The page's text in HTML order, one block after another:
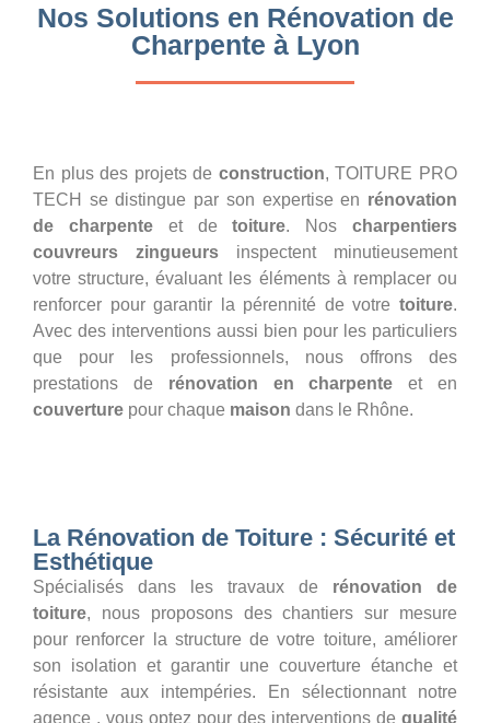
Nos Solutions en Rénovation de
Charpente à Lyon
En plus des projets de construction, TOITURE PRO
TECH se distingue par son expertise en rénovation
de charpenteet detoiture. Noscharpentiers
couvreurs zingueurs inspectent minutieusement
votre structure, évaluant les éléments à remplacer ou
renforcer pour garantir la pérennité de votre toiture.
Avec des interventions aussi bien pour les particuliers
que pour les professionnels, nous offrons des
prestations de rénovation en charpente et en
couverture pour chaque maison dans le Rhône.
La Rénovation de Toiture : Sécurité et
Esthétique
Spécialisés dans les travaux de rénovation de
toiture, nous proposons des chantiers sur mesure
pour renforcer la structure de votre toiture, améliorer
son isolation et garantir une couverture étanche et
résistante aux intempéries. En sélectionnant notre
agence , vous optez pour des interventions de qualité